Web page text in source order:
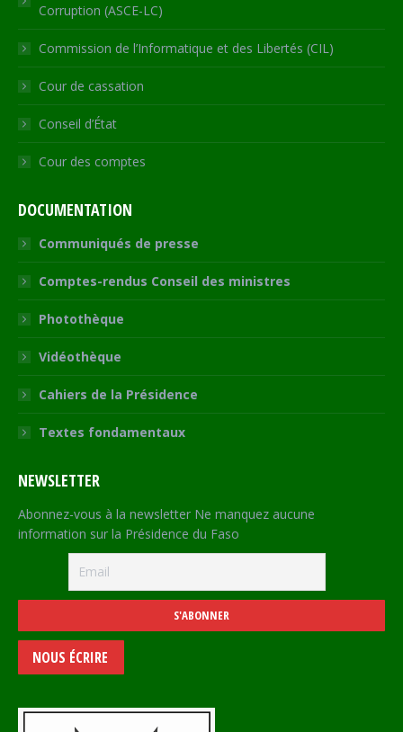
Corruption (ASCE-LC)
Commission de l’Informatique et des Libertés (CIL)
Cour de cassation
Conseil d’État
Cour des comptes
DOCUMENTATION
Communiqués de presse
Comptes-rendus Conseil des ministres
Photothèque
Vidéothèque
Cahiers de la Présidence
Textes fondamentaux
NEWSLETTER
Abonnez-vous à la newsletter Ne manquez aucune
information sur la Présidence du Faso
NOUS ÉCRIRE